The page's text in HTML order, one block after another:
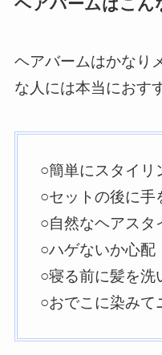
ヘアバームはかなり
な人には本当におす
○簡単にスタイリ
○セットの後に手
○自然なヘアスタ
○ハゲないか心配
○寝る前に髪を洗
○おでこに染みて